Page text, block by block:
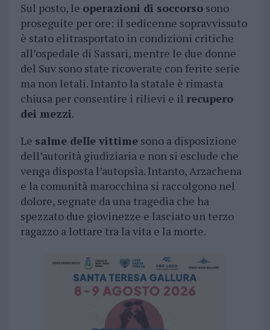
Sul posto, le operazioni di soccorsosono
proseguite per ore: il sedicenne sopravvissuto
è stato elitrasportato in condizioni critiche
all’ospedale di Sassari, mentre le due donne
del Suv sono state ricoverate con ferite serie
ma non letali. Intanto la statale è rimasta
chiusa per consentire i rilievi e il recupero
dei mezzi.
Le salme delle vittimesono a disposizione
dell’autorità giudiziaria e non si esclude che
venga disposta l’autopsia. Intanto, Arzachena
e la comunità marocchina si raccolgono nel
dolore, segnate da una tragedia che ha
spezzato due giovinezze e lasciato un terzo
ragazzo a lottare tra la vita e la morte.